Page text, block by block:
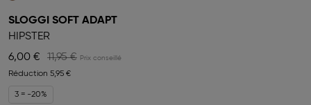
SLOGGI SOFT ADAPT
HIPSTER
6,00 €
11,95 €
Réduction 5,95 €
3 = -20%